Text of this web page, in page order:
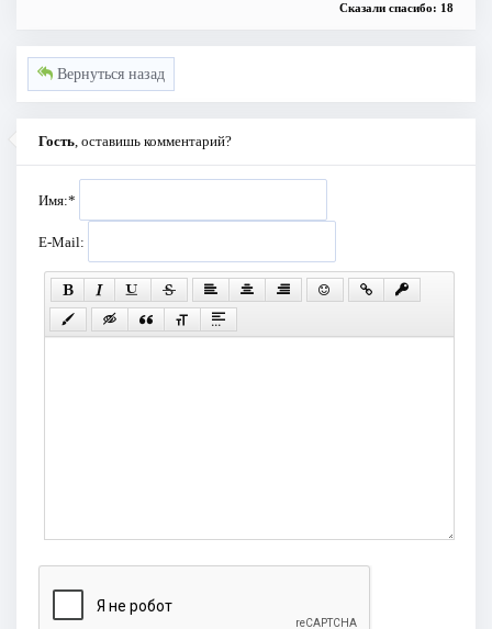
Сказали спасибо: 18
Вернуться назад
Гость , оставишь комментарий?
Имя:*
E-Mail: